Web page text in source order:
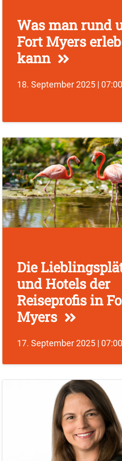
Was man rund
Fort Myers
kann
18. September 2025 |
Die
und Hotels der
Reiseprofis in
Myers
17. September 2025 |